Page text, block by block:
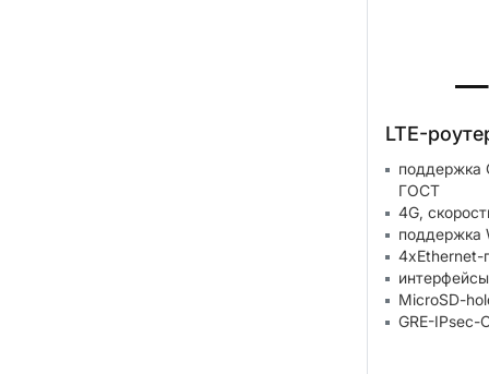
LTE-
поддержка
ГОСТ
4G,
поддержка
4xEthernet-
MicroSD-
GRE-IPsec-